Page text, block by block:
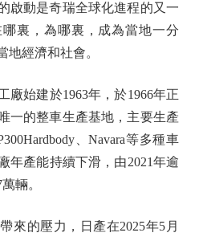
啟動是奇瑞全球化進程的又一
裏，為哪裏，成為當地一分
地經濟和社會。
始建於1963年，於1966年正
一的整車生產基地，主要生產
、Navara等多種車
年產能持續下滑，由2021年逾
輛。
的壓力，日產在2025年5月